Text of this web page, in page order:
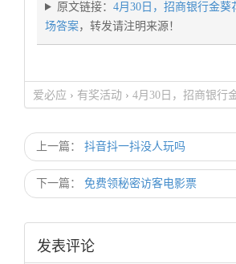
原文链接： 4月30日，招商银行金葵
场答案，转发请注明来源！
爱必应 › 有奖活动 › 4月30日，招商银行
上一篇： 抖音抖一抖没人玩吗
下一篇： 免费领秘密访客电影票
发表评论